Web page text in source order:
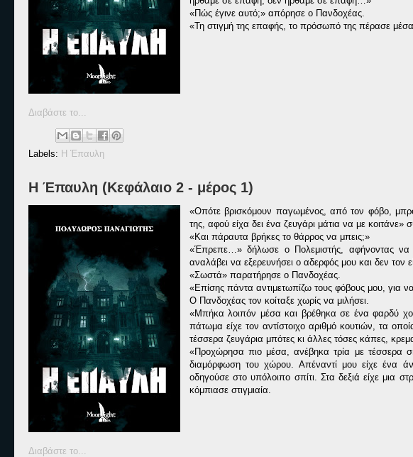
«Πώς έγινε αυτό;» απόρησε ο Πανδοχέας.
«Τη στιγμή της επαφής, το πρόσωπό της πέρασε
Διαβάστε το...
Labels: Η Έπαυλη
Η Έπαυλη (Κεφάλαιο 2 - μέρος 1)
«Οπότε βρισκόμουν παγωμένος, από τον φόβο,
της, αφού είχα δει ένα ζευγάρι μάτια να με κοιτάνε»
«Και πάραυτα βρήκες το θάρρος να μπεις;»
«Έπρεπε…» δήλωσε ο Πολεμιστής, αφήνοντας να
αναλάβει να εξερευνήσει ο αδερφός μου και δεν τον
«Σωστά» παρατήρησε ο Πανδοχέας.
«Επίσης πάντα αντιμετωπίζω τους φόβους μου, για
Ο Πανδοχέας τον κοίταξε χωρίς να μιλήσει.
«Μπήκα λοιπόν μέσα και βρέθηκα σε ένα φαρδύ
πάτωμα είχε τον αντίστοιχο αριθμό κουτιών, τα
τέσσερα ζευγάρια μπότες κι άλλες τόσες κάπες,
«Προχώρησα πιο μέσα, ανέβηκα τρία με τέσσερα
διαμόρφωση του χώρου. Απέναντί μου είχε ένα
οδηγούσε στο υπόλοιπο σπίτι. Στα δεξιά είχε μια
κόμπιασε στιγμιαία.
Διαβάστε το...